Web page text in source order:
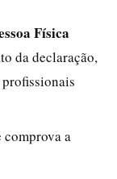
Física
da declaração,
a